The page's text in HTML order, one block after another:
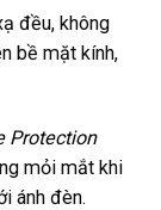
đều, không
bề mặt kính,
Protection
mỏi mắt khi
ánh đèn.